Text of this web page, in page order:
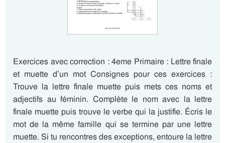
Exercices avec correction : 4eme Primaire : Lettre finale
et muette d’un mot Consignes pour ces exercices :
Trouve la lettre finale muette puis mets ces noms et
adjectifs au féminin. Complète le nom avec la lettre
finale muette puis trouve le verbe qui la justifie. Écris le
mot de la même famille qui se termine par une lettre
muette. Si tu rencontres des exceptions, entoure la lettre